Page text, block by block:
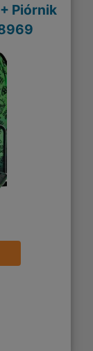
Piórnik